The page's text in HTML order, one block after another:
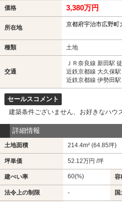
価格 3,380万円
所在地 京都府宇治市広野町
種類 土地
交通
ＪＲ奈良線 新田駅
近鉄京都線 大久保
近鉄京都線 伊勢田
セールスコメント
建築条件ございません、お好きなハウ
詳細情報
土地面積 214.4m² (64.85坪)
坪単価 52.12万円 /坪
建ぺい率 60(%) 容
法令上の制限 -